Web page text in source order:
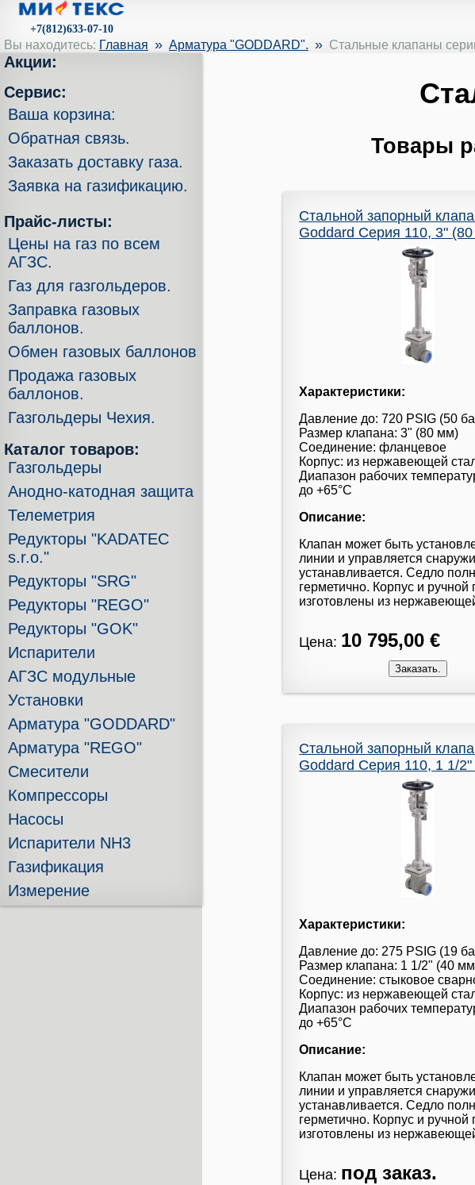
+7(812)633-07-10
Вы находитесь: Главная » Арматура "GODDARD". » Стальные клапаны
Товары
Стальной запорный
Goddard Серия 110, 3"
Характеристики:
Давление до: 720 PSIG (50
Размер клапана: 3" (80 мм)
Соединение: фланцевое
Корпус: из нержавеющей
Диапазон рабочих
до +65°С
Описание:
Клапан может быть
линии и управляется
устанавливается. Седло
герметично. Корпус и ручной
изготовлены из
Цена: 10 795,00 €
Стальной запорный
Goddard Серия 110, 1 1/
Характеристики:
Давление до: 275 PSIG (19
Размер клапана: 1 1/2" (40
Соединение: стыковое
Корпус: из нержавеющей
Диапазон рабочих
до +65°С
Описание:
Клапан может быть
линии и управляется
устанавливается. Седло
герметично. Корпус и ручной
изготовлены из
Цена: под заказ.
Акции:
Сервис:
Ваша корзина:
Обратная связь.
Заказать доставку газа.
Заявка на газификацию.
Прайс-листы:
Цены на газ по всем
АГЗС.
Газ для газгольдеров.
Заправка газовых
баллонов.
Обмен газовых баллонов.
Продажа газовых
баллонов.
Газгольдеры Чехия.
Каталог товаров:
Газгольдеры
Анодно-катодная защита
Телеметрия
Редукторы "KADATEC
s.r.o."
Редукторы "SRG"
Редукторы "REGO"
Редукторы "GOK"
Испарители
АГЗС модульные
Установки
Арматура "GODDARD"
Арматура "REGO"
Смесители
Компрессоры
Насосы
Испарители NH3
Газификация
Измерение